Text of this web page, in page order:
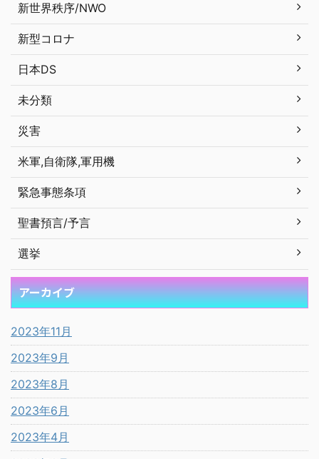
新世界秩序/NWO
新型コロナ
日本DS
未分類
災害
米軍,自衛隊,軍用機
緊急事態条項
聖書預言/予言
選挙
アーカイブ
2023年11月
2023年9月
2023年8月
2023年6月
2023年4月